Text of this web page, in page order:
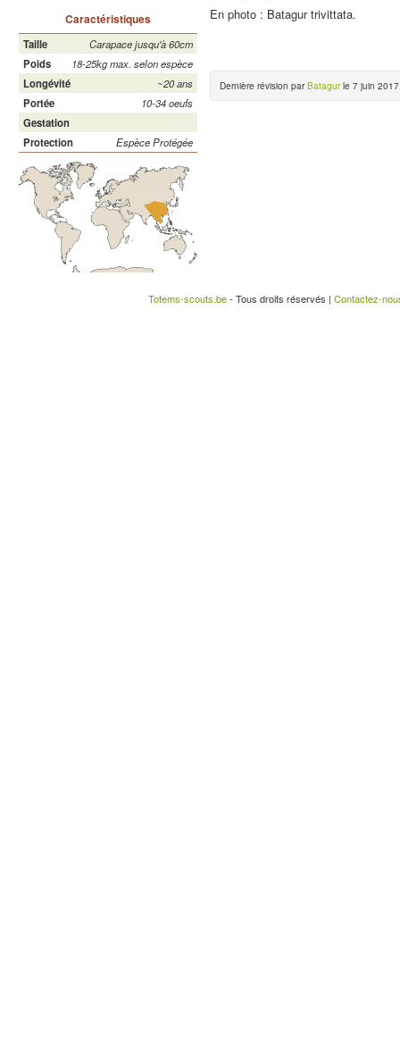
Caractéristiques
Taille
Carapace jusqu'à 60cm
Poids
18-25kg max. selon espèce
Longévité
~20 ans
Portée
10-34 oeufs
Gestation
Protection
Espèce Protégée
En photo : Batagur trivittata.
Dernière révision parBatagurle 7 juin
Totems-scouts.be- Tous droits réservés | Contactez-